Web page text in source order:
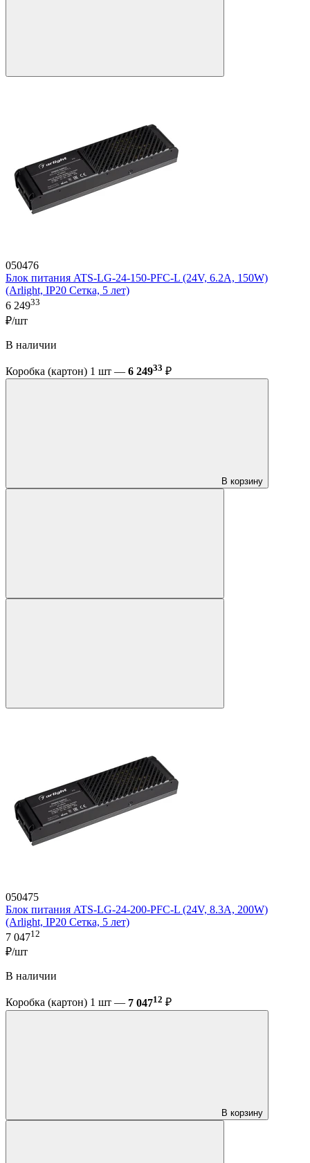
050476
Блок питания ATS-LG-24-150-PFC-L (24V, 6.2A, 150W)
(Arlight, IP20 Сетка, 5 лет)
6 24933
₽/шт
В наличии
Коробка (картон) 1 шт — 6 24933 ₽
В корзину
050475
Блок питания ATS-LG-24-200-PFC-L (24V, 8.3A, 200W)
(Arlight, IP20 Сетка, 5 лет)
7 04712
₽/шт
В наличии
Коробка (картон) 1 шт — 7 04712 ₽
В корзину